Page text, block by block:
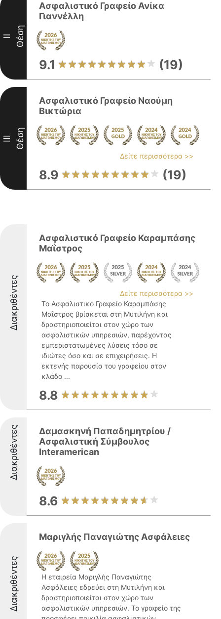
II Θέση
Ασφαλιστικό Γραφείο Ανίκα
Γιαννέλλη
9.1 (19)
III Θέση
Ασφαλιστικό Γραφείο Ναούμη
Βικτώρια
Δείτε περισσότερα >>
8.9 (19)
Διακριθέντες
Ασφαλιστικό Γραφείο Καραμπάσης
Μαΐστρος
Δείτε περισσότερα >>
Το Ασφαλιστικό Γραφείο Καραμπάσης
Μαΐστρος βρίσκεται στη Μυτιλήνη και
δραστηριοποιείται στον χώρο των
ασφαλιστικών υπηρεσιών, παρέχοντας
εμπεριστατωμένες λύσεις τόσο σε
ιδιώτες όσο και σε επιχειρήσεις. Η
εκτενής παρουσία του γραφείου στον
κλάδο ...
8.8
Διακριθέντες
Δαμασκηνή Παπαδημητρίου /
Ασφαλιστική Σύμβουλος
Interamerican
8.6
Διακριθέντες
Μαριγλής Παναγιώτης Ασφάλειες
Η εταιρεία Μαριγλής Παναγιώτης
Ασφάλειες εδρεύει στη Μυτιλήνη και
δραστηριοποιείται στον χώρο των
ασφαλιστικών υπηρεσιών. Το γραφείο της